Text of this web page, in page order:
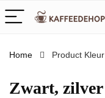
Home Product Kleur
‎Zwart, zilver